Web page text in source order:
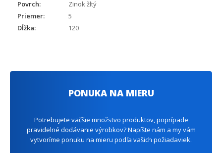
Povrch:
Zinok žltý
Priemer:
5
Dĺžka:
120
PONUKA NA MIERU
Potrebujete väčšie množstvo produktov, poprípade
pravidelné dodávanie výrobkov? Napíšte nám a my vám
vytvoríme ponuku na mieru podľa vašich požiadaviek.